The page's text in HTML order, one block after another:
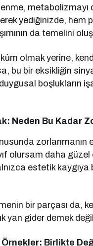
yediğinizde, hem
da temelini
olmak yerine,
bu bir eksikliğin
boşlukların
Neden Bu Kadar
olursam daha güzel
estetik
bir parçası da,
yan gider demek
Birlikte